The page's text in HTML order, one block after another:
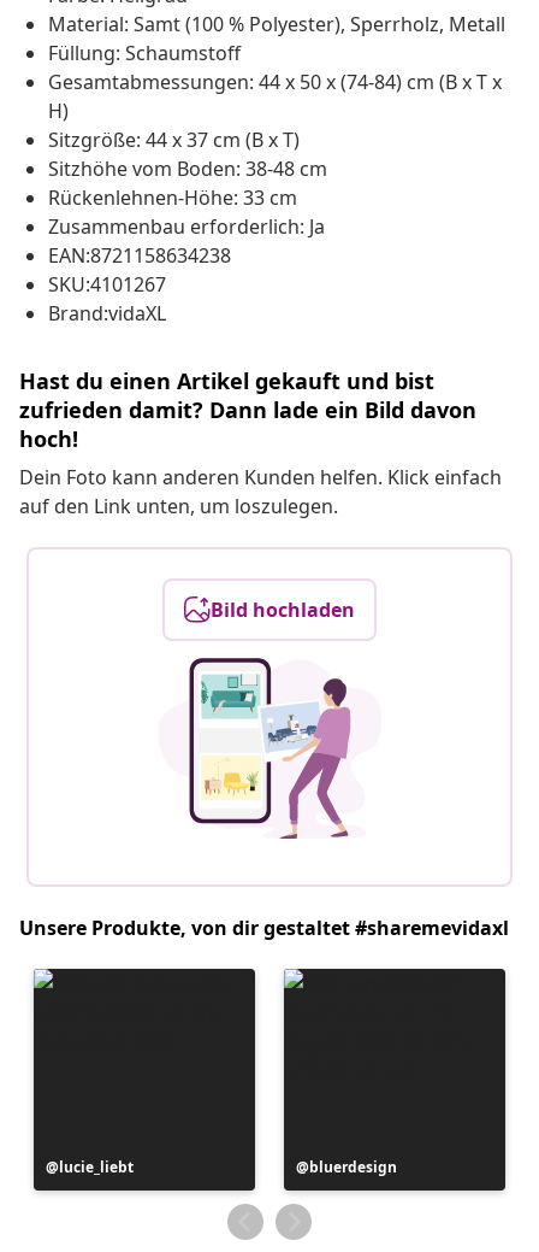
Material: Samt (100 % Polyester), Sperrholz, Metall
Füllung: Schaumstoff
Gesamtabmessungen: 44 x 50 x (74-84) cm (B x T x
H)
Sitzgröße: 44 x 37 cm (B x T)
Sitzhöhe vom Boden: 38-48 cm
Rückenlehnen-Höhe: 33 cm
Zusammenbau erforderlich: Ja
EAN:8721158634238
SKU:4101267
Brand:vidaXL
Hast du einen Artikel gekauft und bist
zufrieden damit? Dann lade ein Bild davon
hoch!
Dein Foto kann anderen Kunden helfen. Klick einfach
auf den Link unten, um loszulegen.
Bild hochladen
Unsere Produkte, von dir gestaltet #sharemevidaxl
Beitrag
veröffentlicht
lucie_liebt
Beitrag
veröffentlicht
von
bluerdesign